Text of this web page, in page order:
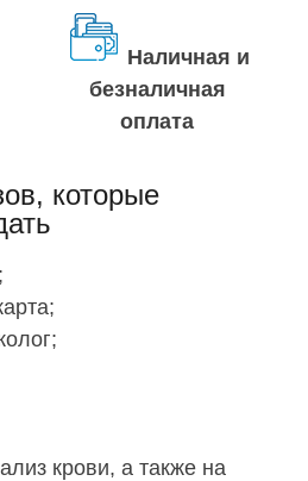
Наличная и
безналичная
оплата
которые
крови, а также на